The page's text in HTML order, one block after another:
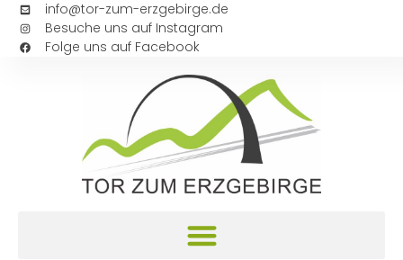
info@tor-zum-erzgebirge.de
Besuche uns auf Instagram
Folge uns auf Facebook